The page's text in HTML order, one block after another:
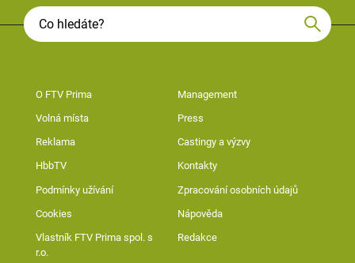
O FTV Prima Management
Volná místa Press
Reklama Castingy a výzvy
HbbTV Kontakty
Podmínky užívání Zpracování osobních údajů
Cookies Nápověda
Vlastník FTV Prima spol. s
r.o.
Redakce